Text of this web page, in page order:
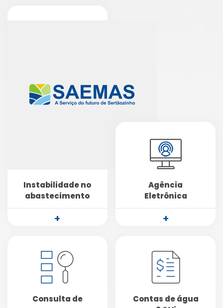
Instabilidade no
abastecimento
+
Agência
Eletrônica
+
Consulta de
Contas de água